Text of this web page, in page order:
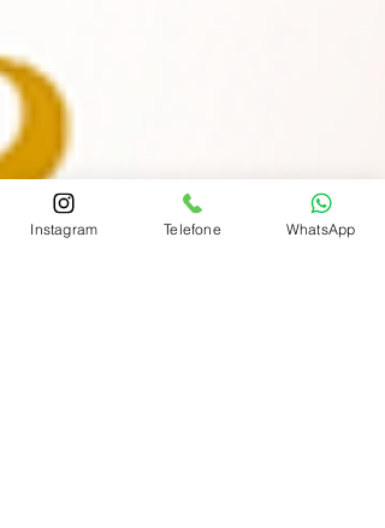
Instagram Telefone WhatsApp